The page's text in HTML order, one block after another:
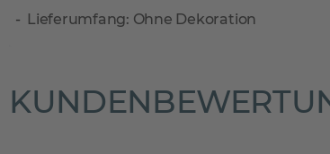
Lieferumfang: Ohne Dekoration